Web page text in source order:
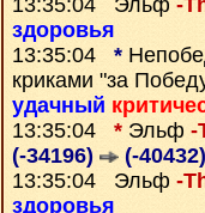
13:35:04 Эльф -
здоровья
13:35:04 *
криками "за
удачный
13:35:04 * Эльф -
(-34196)
(-40432)
13:35:04 Эльф -
здоровья